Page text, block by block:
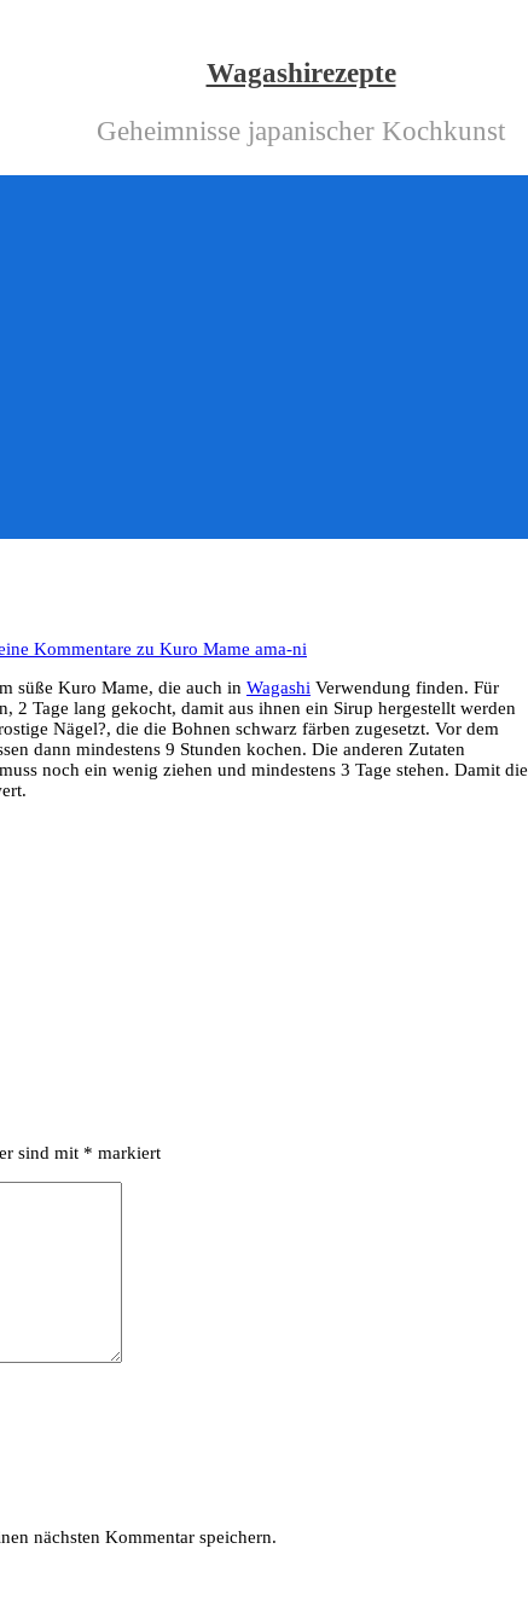
Wagashirezepte
Geheimnisse japanischer Kochkunst
Kommentare zu Kuro Mame ama-ni
süße Kuro Mame, die auch in Wagashi Verwendung finden. Für
2 Tage lang gekocht, damit aus ihnen ein Sirup hergestellt werden
Nägel?, die die Bohnen schwarz färben zugesetzt. Vor dem
dann mindestens 9 Stunden kochen. Die anderen Zutaten
noch ein wenig ziehen und mindestens 3 Tage stehen. Damit die
sind mit * markiert
nächsten Kommentar speichern.